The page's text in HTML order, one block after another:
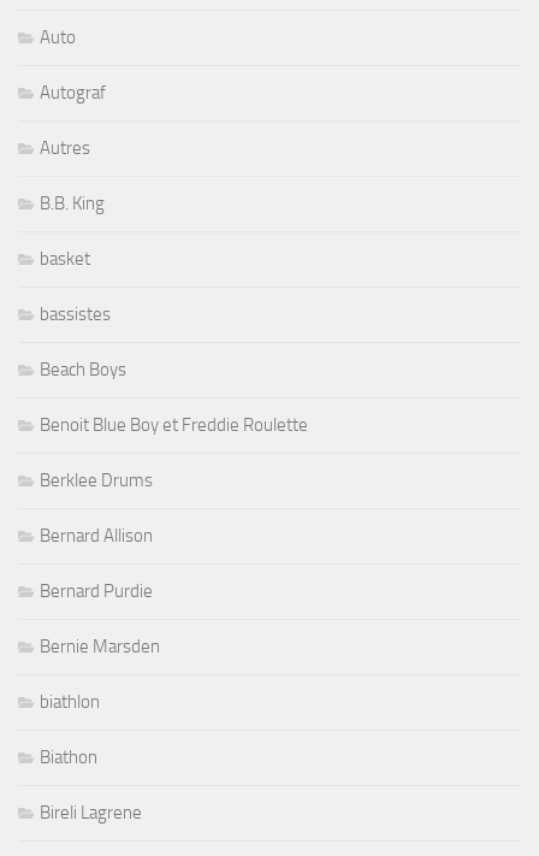
Auto
Autograf
Autres
B.B. King
basket
bassistes
Beach Boys
Benoit Blue Boy et Freddie Roulette
Berklee Drums
Bernard Allison
Bernard Purdie
Bernie Marsden
biathlon
Biathon
Bireli Lagrene